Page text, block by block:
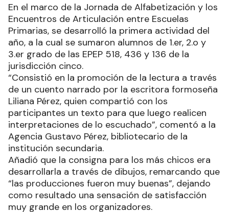
En el marco de la Jornada de Alfabetización y los
Encuentros de Articulación entre Escuelas
Primarias, se desarrolló la primera actividad del
año, a la cual se sumaron alumnos de 1.er, 2.o y
3.er grado de las EPEP 518, 436 y 136 de la
jurisdicción cinco.
“Consistió en la promoción de la lectura a través
de un cuento narrado por la escritora formoseña
Liliana Pérez, quien compartió con los
participantes un texto para que luego realicen
interpretaciones de lo escuchado”, comentó a la
Agencia Gustavo Pérez, bibliotecario de la
institución secundaria.
Añadió que la consigna para los más chicos era
desarrollarla a través de dibujos, remarcando que
“las producciones fueron muy buenas”, dejando
como resultado una sensación de satisfacción
muy grande en los organizadores.